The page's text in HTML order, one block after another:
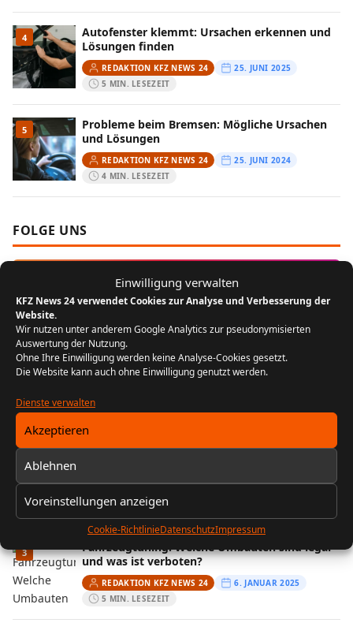
Einwilligung verwalten
KFZ News 24 verwendet Cookies zur Analyse und Verbesserung der
Website.
Wir nutzen unter anderem Google Analytics zur pseudonymisierten
Auswertung der Nutzung.
Ohne Ihre Einwilligung werden keine Analyse-Cookies gesetzt.
Die Website kann auch ohne Einwilligung genutzt werden.
Dienste verwalten
Akzeptieren
Ablehnen
Voreinstellungen anzeigen
Cookie-RichtlinieDatenschutzImpressum
4
Autofenster klemmt: Ursachen erkennen und
Lösungen finden
REDAKTION KFZ NEWS 24
25. JUNI 2025
5 MIN. LESEZEIT
5
Probleme beim Bremsen: Mögliche Ursachen
und Lösungen
REDAKTION KFZ NEWS 24
25. JUNI 2024
4 MIN. LESEZEIT
FOLGE UNS
MEIST GELESEN
1
Der Bikergruß: Ein Zeichen der
Zusammengehörigkeit unter Motorradfahrern
5 MIN. LESEZEIT
10 MIN. LESEZEIT
3
Fahrzeugtuning: Welche Umbauten sind legal
und was ist verboten?
REDAKTION KFZ NEWS 24
6. JANUAR 2025
5 MIN. LESEZEIT